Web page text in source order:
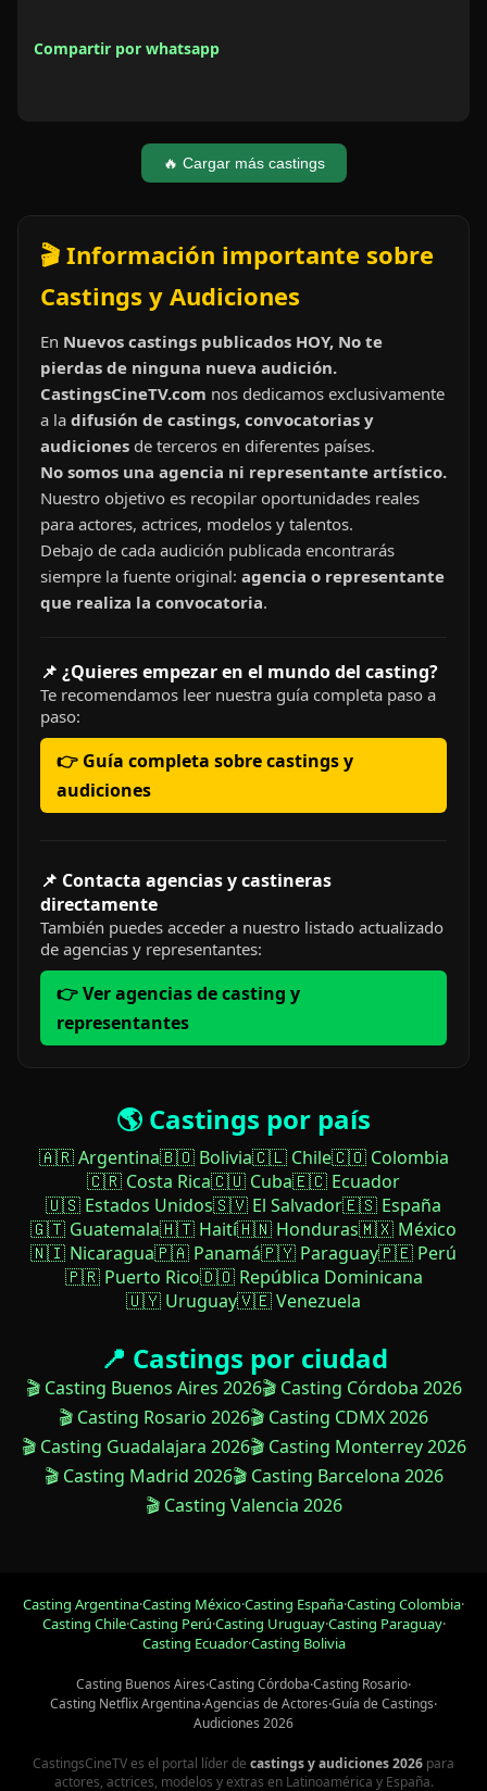
Compartir por whatsapp
🔥 Cargar más castings
🎬 Información importante sobre
Castings y Audiciones
En Nuevos castings publicados HOY, No te
pierdas de ninguna nueva audición.
CastingsCineTV.com nos dedicamos exclusivamente
a la difusión de castings, convocatorias y
audiciones de terceros en diferentes países.
No somos una agencia ni representante artístico.
Nuestro objetivo es recopilar oportunidades reales
para actores, actrices, modelos y talentos.
Debajo de cada audición publicada encontrarás
siempre la fuente original: agencia o representante
que realiza la convocatoria.
📌 ¿Quieres empezar en el mundo del casting?
Te recomendamos leer nuestra guía completa paso a
paso:
👉 Guía completa sobre castings y
audiciones
📌 Contacta agencias y castineras
directamente
También puedes acceder a nuestro listado actualizado
de agencias y representantes:
👉 Ver agencias de casting y
representantes
🌎 Castings por país
🇦🇷 Argentina🇧🇴 Bolivia🇨🇱 Chile🇨🇴 Colombia
🇨🇷 Costa Rica🇨🇺 Cuba🇪🇨 Ecuador
🇺🇸 Estados Unidos🇸🇻 El Salvador🇪🇸 España
🇬🇹 Guatemala🇭🇹 Haití🇭🇳 Honduras🇲🇽 México
🇳🇮 Nicaragua🇵🇦 Panamá🇵🇾 Paraguay🇵🇪 Perú
🇵🇷 Puerto Rico🇩🇴 República Dominicana
🇺🇾 Uruguay🇻🇪 Venezuela
📍 Castings por ciudad
🎬 Casting Buenos Aires 2026🎬 Casting Córdoba 2026
🎬 Casting Rosario 2026🎬 Casting CDMX 2026
🎬 Casting Guadalajara 2026🎬 Casting Monterrey 2026
🎬 Casting Madrid 2026🎬 Casting Barcelona 2026
🎬 Casting Valencia 2026
Casting Argentina·Casting México·Casting España·Casting Colombia·
Casting Chile·Casting Perú·Casting Uruguay·Casting Paraguay·
Casting Ecuador·Casting Bolivia
Casting Buenos Aires·Casting Córdoba·Casting Rosario·
Casting Netflix Argentina·Agencias de Actores·Guía de Castings·
Audiciones 2026
CastingsCineTV es el portal líder de castings y audiciones 2026 para
actores, actrices, modelos y extras en Latinoamérica y España.